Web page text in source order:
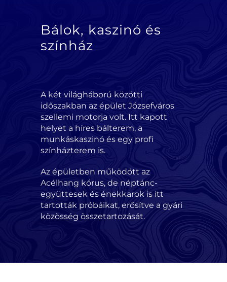
Bálok, kaszinó és
színház
A két világháború közötti
időszakban az épület Józsefváros
szellemi motorja volt. Itt kapott
helyet a híres bálterem, a
munkáskaszinó és egy profi
színházterem is.
Az épületben működött az
Acélhang kórus, de néptánc-
együttesek és énekkarok is itt
tartották próbáikat, erősítve a gyári
közösség összetartozását.